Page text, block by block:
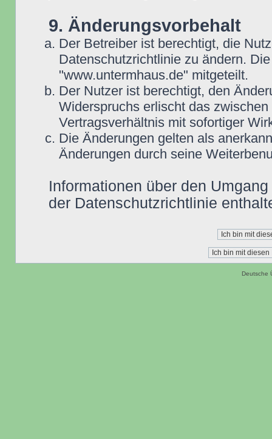
9. Änderungsvorbehalt
Der Betreiber ist berechtigt, die
Datenschutzrichtlinie zu ändern.
"www.untermhaus.de" mitgeteilt.
Der Nutzer ist berechtigt, den
Widerspruchs erlischt das
Vertragsverhältnis mit sofortiger
Die Änderungen gelten als
Änderungen durch seine
Informationen über den
der Datenschutzrichtlinie
Deutsche